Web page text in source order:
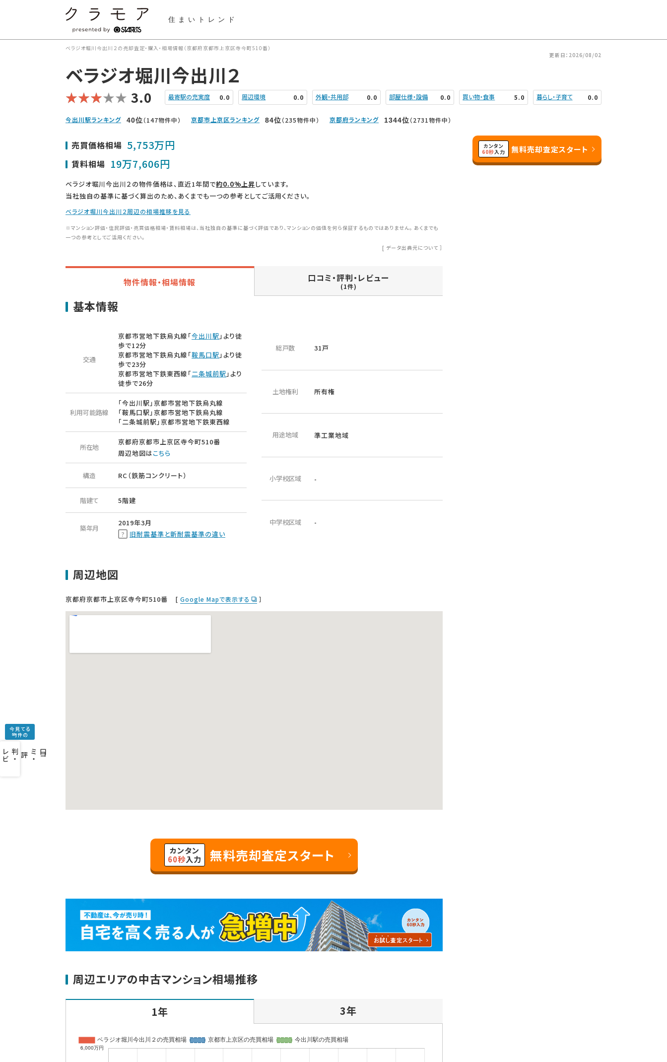
住まいトレンド
ベラジオ堀川今出川２の売却査定・購入・相場情報（京都府京都市上京区寺今町510番）
更新日：2026/08/02
ベラジオ堀川今出川２
3.0 最寄駅の充実度 0.0 周辺環境 0.0 外観・共用部 0.0 部屋仕様・設備 0.0 買い物・食事 5.0 暮らし・子育て 0.0
今出川駅ランキング 40位（147物件中） 京都市上京区ランキング 84位（235物件中） 京都府ランキング 1344位（2731物件中）
今見てる
物件の
口
コ
ミ
・
評 判
・
レ
ビ
ュ
ー
を
み
売買価格相場 5,753万円
賃料相場 19万7,606円
ベラジオ堀川今出川２の物件価格は、直近1年間で約0.0%上昇しています。
当社独自の基準に基づく算出のため、あくまでも一つの参考としてご活用ください。
ベラジオ堀川今出川２周辺の相場推移を見る
※マンション評価・住民評価・売買価格相場・賃料相場は、当社独自の基準に基づく評価であり、マンションの価値を何ら保証するものではありません。 あくまでも
一つの参考としてご活用ください。
[ データ出典元について ］
物件情報・相場情報 口コミ・評判・レビュー
(1件)
基本情報
交通
京都市営地下鉄烏丸線「今出川駅 」より徒
歩で12分
京都市営地下鉄烏丸線「鞍馬口駅 」より徒
歩で23分
京都市営地下鉄東西線「二条城前駅 」より
徒歩で26分
利用可能路線
「今出川駅」京都市営地下鉄烏丸線
「鞍馬口駅」京都市営地下鉄烏丸線
「二条城前駅」京都市営地下鉄東西線
所在地
京都府京都市上京区寺今町510番
周辺地図はこちら
構造 RC（鉄筋コンクリート）
階建て 5階建
築年月
2019年3月
旧耐震基準と新耐震基準の違い
総戸数 31戸
土地権利 所有権
用途地域 準工業地域
小学校区域 -
中学校区域 -
周辺地図
京都府京都市上京区寺今町510番 [ Google Mapで表示する ］
カンタン
60秒入力 無料売却査定スタート
周辺エリアの中古マンション相場推移
1年 3年
カンタン
60秒入力 無料売却査定スタート